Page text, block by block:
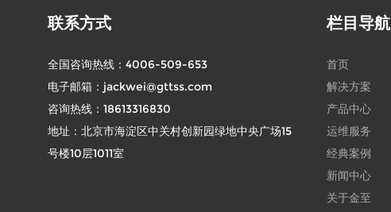
联系方式
全国咨询热线： 4006-509-653
电子邮箱： jackwei@gttss.com
咨询热线： 18613316830
地址：北京市海淀区中关村创新园绿地中央广场15
号楼10层1011室
栏目导航
首页
解决方案
产品中心
运维服务
经典案例
新闻中心
关于金至